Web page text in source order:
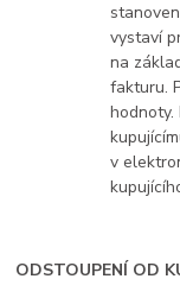
vystaví
na
fakturu.
v
ODSTOUPENÍ OD